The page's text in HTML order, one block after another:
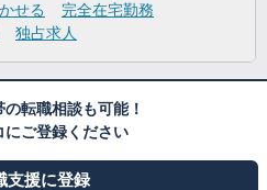
せる
完全在宅勤務
独占求人
転職相談も可能！
にご登録ください
支援に登録